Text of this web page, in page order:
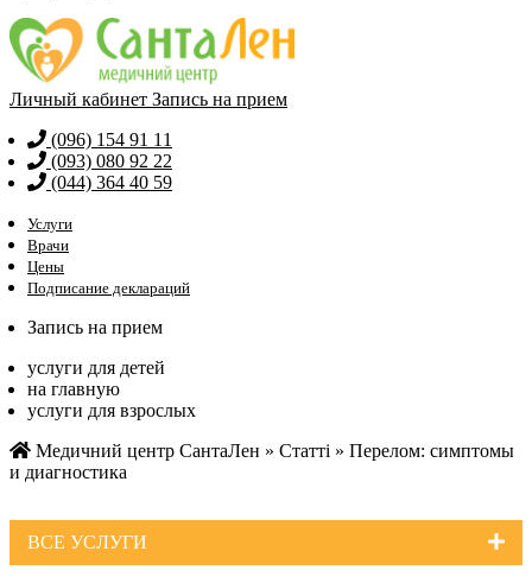
Личный кабинет Запись на прием
(096) 154 91 11
(093) 080 92 22
(044) 364 40 59
Услуги
Врачи
Цены
Подписание деклараций
Запись на прием
услуги для детей
на главную
услуги для взрослых
Медичний центр СантаЛен » Статті » Перелом: симптомы
и диагностика
ВСЕ УСЛУГИ